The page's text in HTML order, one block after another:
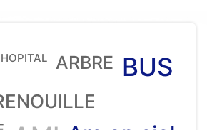
HOPITAL ARBRE BUS